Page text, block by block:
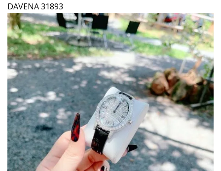
DAVENA 31893